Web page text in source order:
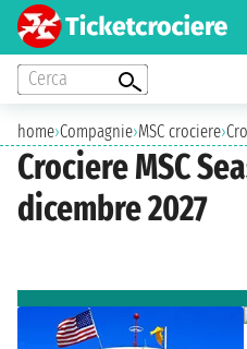
Cerca
home›Compagnie›MSC crociere›
Crociere MSC
dicembre 2027